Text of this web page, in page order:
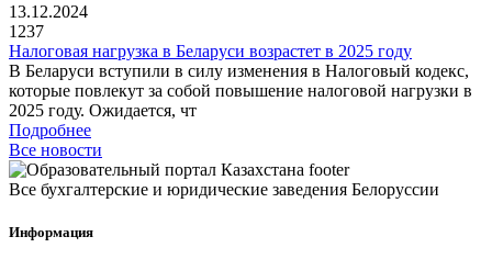
13.12.2024
1237
Налоговая нагрузка в Беларуси возрастет в 2025 году
В Беларуси вступили в силу изменения в Налоговый кодекс,
которые повлекут за собой повышение налоговой нагрузки в
2025 году. Ожидается, чт
Подробнее
Все новости
Все бухгалтерские и юридические заведения Белоруссии
Информация